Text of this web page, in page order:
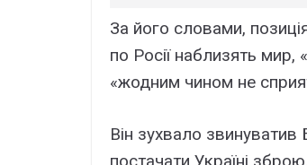
За його словами,
по Росії наблизять
«жодним чином не
Він зухвало